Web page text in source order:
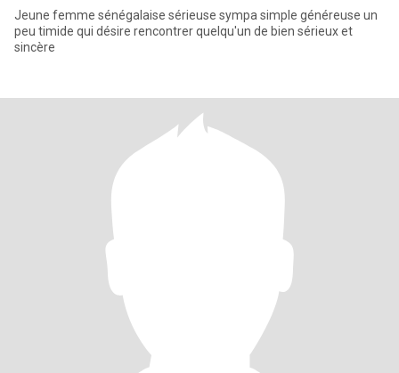
Jeune femme sénégalaise sérieuse sympa simple généreuse un
peu timide qui désire rencontrer quelqu'un de bien sérieux et
sincère